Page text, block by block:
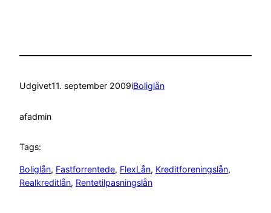
Udgivet11. september 2009iBoliglån
afadmin
Tags:
Boliglån, Fastforrentede, FlexLån, Kreditforeningslån
Realkreditlån, Rentetilpasningslån